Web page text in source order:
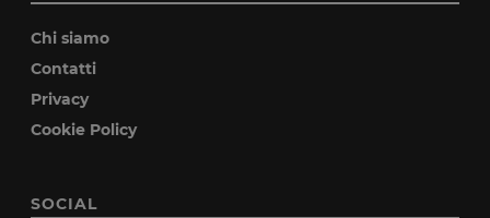
Chi siamo
Contatti
Privacy
Cookie Policy
SOCIAL